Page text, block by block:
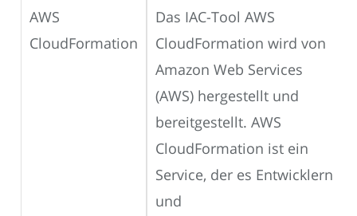
AWS
CloudFormation
Das IAC-Tool AWS
CloudFormation wird von
Amazon Web Services
(AWS) hergestellt und
bereitgestellt. AWS
CloudFormation ist ein
Service, der es Entwicklern
und